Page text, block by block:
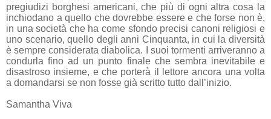
pregiudizi borghesi americani, che più di ogni altra cosa la
inchiodano a quello che dovrebbe essere e che forse non è,
in una società che ha come sfondo precisi canoni religiosi e
uno scenario, quello degli anni Cinquanta, in cui la diversità
è sempre considerata diabolica. I suoi tormenti arriveranno a
condurla fino ad un punto finale che sembra inevitabile e
disastroso insieme, e che porterà il lettore ancora una volta
a domandarsi se non fosse già scritto tutto dall’inizio.
Samantha Viva